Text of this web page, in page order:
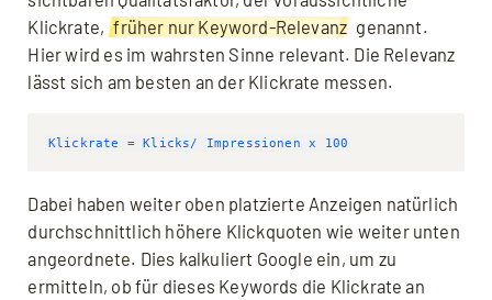
Klickrate, früher nur Keyword-Relevanz genannt.
Hier wird es im wahrsten Sinne relevant. Die Relevanz
lässt sich am besten an der Klickrate messen.
Dabei haben weiter oben platzierte Anzeigen natürlich
durchschnittlich höhere Klickquoten wie weiter unten
angeordnete. Dies kalkuliert Google ein, um zu
ermitteln, ob für dieses Keywords die Klickrate an